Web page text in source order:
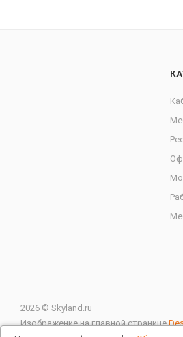
2026 © Skyland.ru
Изображение на главной странице